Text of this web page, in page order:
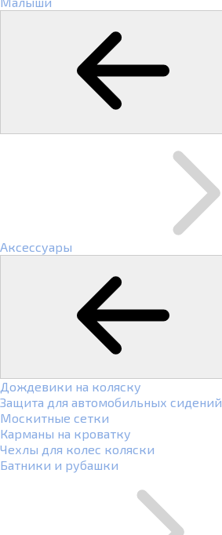
Аксессуары
Дождевики на коляску
Защита для автомобильных сидений
Москитные сетки
Карманы на кроватку
Чехлы для колес коляски
Батники и рубашки